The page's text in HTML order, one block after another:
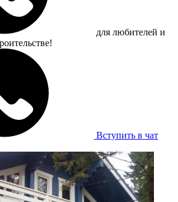
для любителей и
Вступить в чат